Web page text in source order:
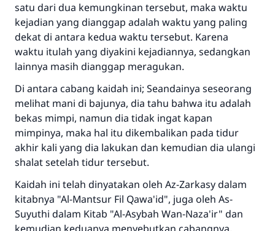
satu dari dua kemungkinan tersebut, maka waktu
kejadian yang dianggap adalah waktu yang paling
dekat di antara kedua waktu tersebut. Karena
waktu itulah yang diyakini kejadiannya, sedangkan
lainnya masih dianggap meragukan.
Di antara cabang kaidah ini; Seandainya seseorang
melihat mani di bajunya, dia tahu bahwa itu adalah
bekas mimpi, namun dia tidak ingat kapan
mimpinya, maka hal itu dikembalikan pada tidur
akhir kali yang dia lakukan dan kemudian dia ulangi
shalat setelah tidur tersebut.
Kaidah ini telah dinyatakan oleh Az-Zarkasy dalam
kitabnya "Al-Mantsur Fil Qawa'id", juga oleh As-
Suyuthi dalam Kitab "Al-Asybah Wan-Naza'ir" dan